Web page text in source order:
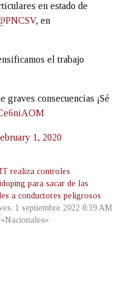
en estado de
, en
el trabajo
graves consecuencias ¡Sé
1, 2020
realiza controles
para sacar de las
a conductores peligrosos
1 septiembre 2022 8:39 AM